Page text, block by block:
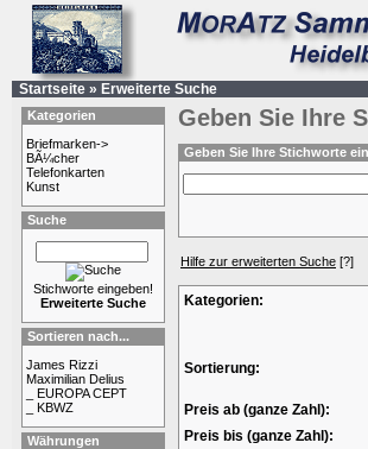
Startseite » Erweiterte Suche
Kategorien
Briefmarken->
BÃ¼cher
Telefonkarten
Kunst
Suche
Stichworte eingeben!
Erweiterte Suche
Sortieren nach...
James Rizzi
Maximilian Delius
_ EUROPA CEPT
_ KBWZ
Währungen
Geben Sie Ihre
Geben Sie Ihre Stichworte ein
Hilfe zur erweiterten Suche [?]
Kategorien:
Sortierung:
Preis ab (ganze Zahl):
Preis bis (ganze Zahl):